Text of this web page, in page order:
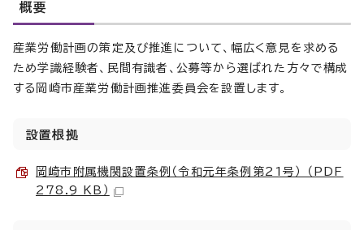
概要
産業労働計画の策定及び推進について、幅広く意見を求める
ため学識経験者、民間有識者、公募等から選ばれた方々で構成
する岡崎市産業労働計画推進委員会を設置します。
設置根拠
岡崎市附属機関設置条例（令和元年条例第21号） （PDF
278.9 KB）